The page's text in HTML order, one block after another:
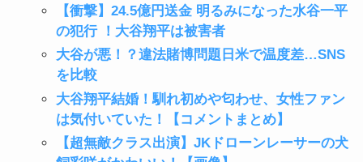
【衝撃】24.5億円送金 明るみになった水谷一平
の犯行 ！大谷翔平は被害者
大谷が悪！？違法賭博問題日米で温度差…SNS
を比較
大谷翔平結婚！馴れ初めや匂わせ、女性ファン
は気付いていた！【コメントまとめ】
【超無敵クラス出演】JKドローンレーサーの犬